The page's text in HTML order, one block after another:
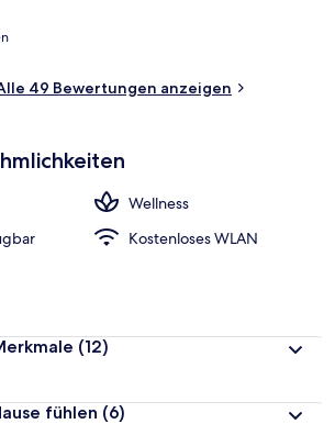
Fassade der Unterkunft
49 Bewertungen anzeigen
Wellness
Kostenloses WLAN
(12)
fühlen (6)